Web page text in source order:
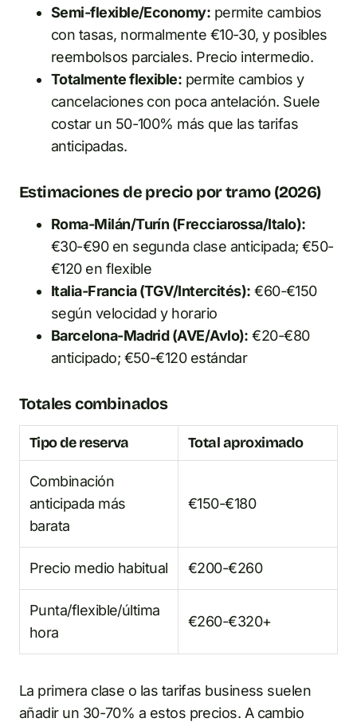
Semi-flexible/Economy: permite cambios
con tasas, normalmente €10-30, y posibles
reembolsos parciales. Precio intermedio.
Totalmente flexible: permite cambios y
cancelaciones con poca antelación. Suele
costar un 50-100% más que las tarifas
anticipadas.
Estimaciones de precio por tramo (2026)
Roma-Milán/Turín (Frecciarossa/Italo):
€30-€90 en segunda clase anticipada; €50-
€120 en flexible
Italia-Francia (TGV/Intercités): €60-€150
según velocidad y horario
Barcelona-Madrid (AVE/Avlo): €20-€80
anticipado; €50-€120 estándar
Totales combinados
Tipo de reserva Total aproximado
Combinación
anticipada más
barata
€150-€180
Precio medio habitual €200-€260
Punta/flexible/última
hora
€260-€320+
La primera clase o las tarifas business suelen
añadir un 30-70% a estos precios. A cambio